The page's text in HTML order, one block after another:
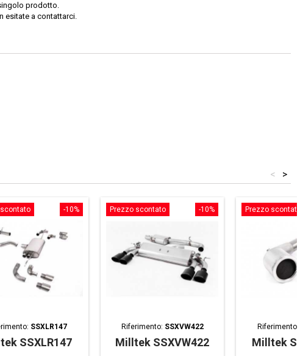
prodotto.
esitate a contattarci.
>
<
-10%
SSXLR147
SSXLR147
-10%
Prezzo scontato
Riferimento: SSXVW422
Milltek SSXVW422
Prezzo
Riferimento:
Milltek